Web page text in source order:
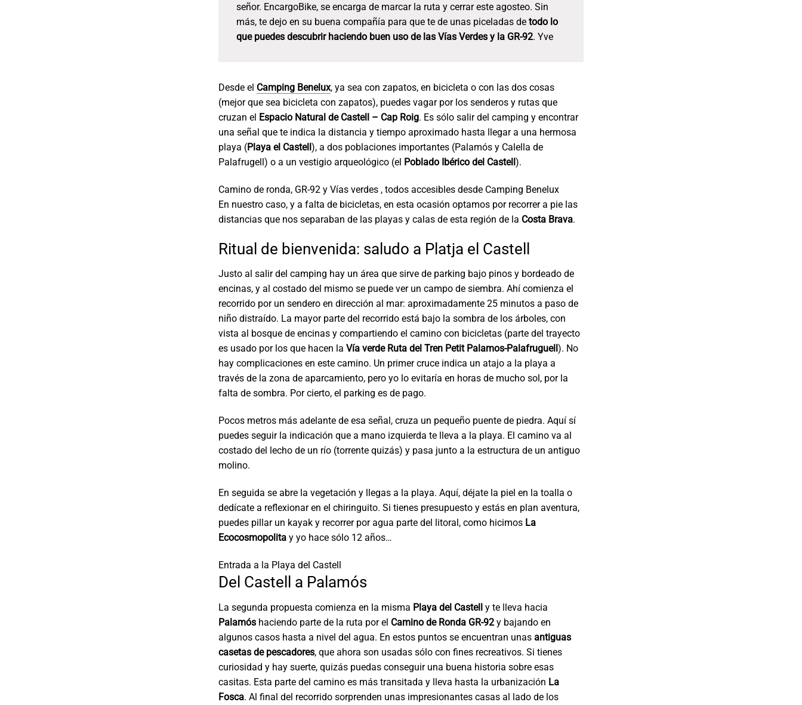
señor. EncargoBike, se encarga de marcar la ruta y cerrar este agosteo. Sin
más, te dejo en su buena compañía para que te de unas piceladas detodo lo
que puedes descubrir haciendo buen uso de las Vías Verdes y la GR-92. Yve
Desde el Camping Benelux, ya sea con zapatos, en bicicleta o con las dos cosas
(mejor que sea bicicleta con zapatos), puedes vagar por los senderos y rutas que
cruzan el Espacio Natural de Castell – Cap Roig. Es sólo salir del camping y encontrar
una señal que te indica la distancia y tiempo aproximado hasta llegar a una hermosa
playa (Playa el Castell), a dos poblaciones importantes (Palamós y Calella de
Palafrugell) o a un vestigio arqueológico (el Poblado Ibérico del Castell).
Camino de ronda, GR-92 y Vías verdes , todos accesibles desde Camping Benelux
En nuestro caso, y a falta de bicicletas, en esta ocasión optamos por recorrer a pie las
distancias que nos separaban de las playas y calas de esta región de la Costa Brava.
Ritual de bienvenida: saludo a Platja el Castell
Justo al salir del camping hay un área que sirve de parking bajo pinos y bordeado de
encinas, y al costado del mismo se puede ver un campo de siembra. Ahí comienza el
recorrido por un sendero en dirección al mar: aproximadamente 25 minutos a paso de
niño distraído. La mayor parte del recorrido está bajo la sombra de los árboles, con
vista al bosque de encinas y compartiendo el camino con bicicletas (parte del trayecto
es usado por los que hacen laVía verde Ruta del Tren Petit Palamos-Palafruguell). No
hay complicaciones en este camino. Un primer cruce indica un atajo a la playa a
través de la zona de aparcamiento, pero yo lo evitaría en horas de mucho sol, por la
falta de sombra. Por cierto, el parking es de pago.
Pocos metros más adelante de esa señal, cruza un pequeño puente de piedra. Aquí sí
puedes seguir la indicación que a mano izquierda te lleva a la playa. El camino va al
costado del lecho de un río (torrente quizás) y pasa junto a la estructura de un antiguo
molino.
En seguida se abre la vegetación y llegas a la playa. Aquí, déjate la piel en la toalla o
dedícate a reflexionar en el chiringuito. Si tienes presupuesto y estás en plan aventura,
puedes pillar un kayak y recorrer por agua parte del litoral, como hicimos La
Ecocosmopolita y yo hace sólo 12 años…
Entrada a la Playa del Castell
Del Castell a Palamós
La segunda propuesta comienza en la misma Playa del Castell y te lleva hacia
Palamós haciendo parte de la ruta por el Camino de Ronda GR-92 y bajando en
algunos casos hasta a nivel del agua. En estos puntos se encuentran unasantiguas
casetas de pescadores, que ahora son usadas sólo con fines recreativos. Si tienes
curiosidad y hay suerte, quizás puedas conseguir una buena historia sobre esas
casitas. Esta parte del camino es más transitada y lleva hasta la urbanización La
Fosca. Al final del recorrido sorprenden unas impresionantes casas al lado de los